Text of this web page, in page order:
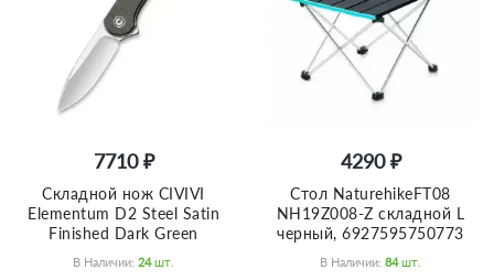
7710 ₽
Складной нож CIVIVI
Elementum D2 Steel Satin
Finished Dark Green
В Наличии: 24 Шт.
4290 ₽
Стол NaturehikeFT08
NH19Z008-Z складной L
черный, 6927595750773
В Наличии: 84 Шт.